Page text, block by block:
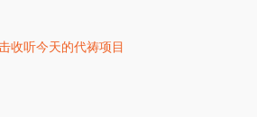
收听今天的代祷项目